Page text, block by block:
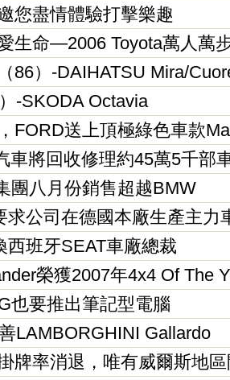
您盡情體驗打擊樂趣
生命—2006 Toyota萬人萬
86）-DAIHATSU Mira/
-SKODA Octavia
FORD送上頂極綠色車款
車將回收修理約45萬5千部
團八月份銷售超越BMW
求公司在德國本廠生產主力
西班牙SEAT車廠總裁
榮獲2007年4x4 Of The
也要推出筆記型電腦
LAMBORGHINI Gallardo
牌率消退，唯有威爾斯地